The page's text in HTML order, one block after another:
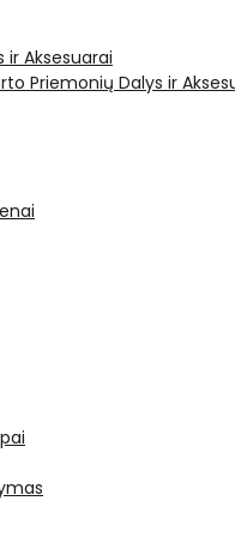
Aksesuarai
Priemonių Dalys ir